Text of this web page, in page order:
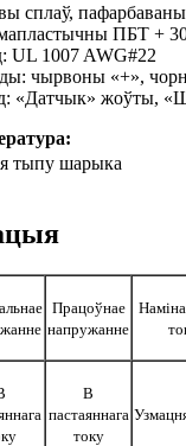
сплаў,
ПБТ +
UL 1007 AWG#22
чырвоны «+»,
«Датчык» жоўты,
тыпу шарыка
Працоўнае
напружанне
В
пастаяннага
току